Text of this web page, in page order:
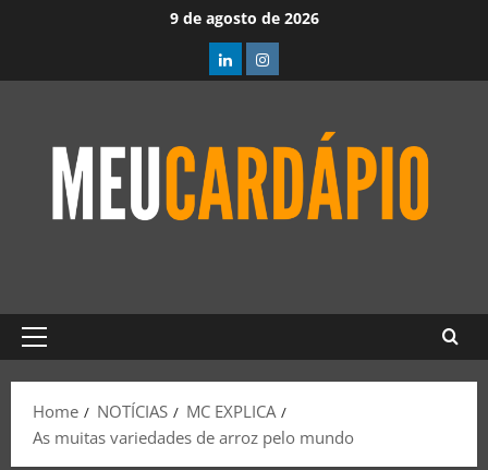
9 de agosto de 2026
Home NOTÍCIAS
MC EXPLICA
As muitas variedades de arroz pelo mundo